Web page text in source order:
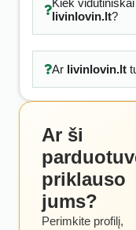
Kiek
livinlovin.lt?
Ar livinlovin.lt
Ar ši
priklauso
jums?
Perimkite profilį,